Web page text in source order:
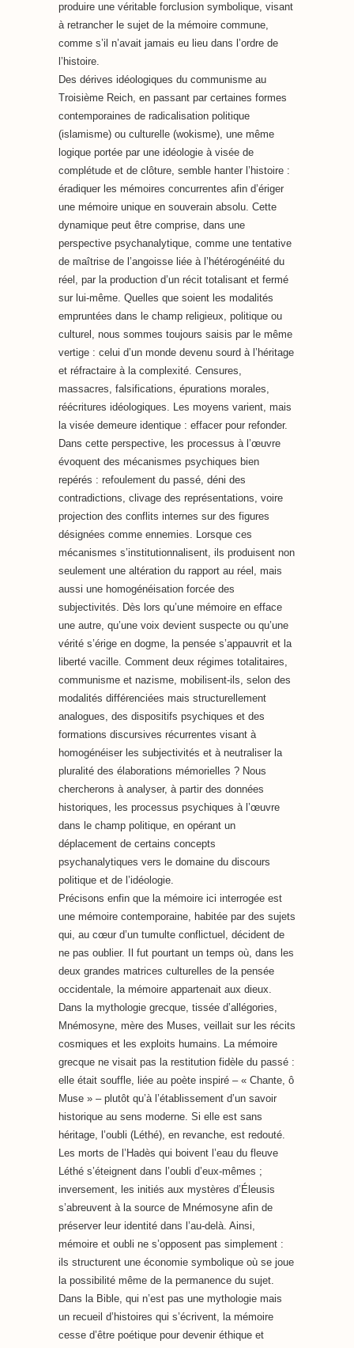
produire une véritable forclusion symbolique, visant
à retrancher le sujet de la mémoire commune,
comme s’il n’avait jamais eu lieu dans l’ordre de
l’histoire.
Des dérives idéologiques du communisme au
Troisième Reich, en passant par certaines formes
contemporaines de radicalisation politique
(islamisme) ou culturelle (wokisme), une même
logique portée par une idéologie à visée de
complétude et de clôture, semble hanter l’histoire :
éradiquer les mémoires concurrentes afin d’ériger
une mémoire unique en souverain absolu. Cette
dynamique peut être comprise, dans une
perspective psychanalytique, comme une tentative
de maîtrise de l’angoisse liée à l’hétérogénéité du
réel, par la production d’un récit totalisant et fermé
sur lui-même. Quelles que soient les modalités
empruntées dans le champ religieux, politique ou
culturel, nous sommes toujours saisis par le même
vertige : celui d’un monde devenu sourd à l’héritage
et réfractaire à la complexité. Censures,
massacres, falsifications, épurations morales,
réécritures idéologiques. Les moyens varient, mais
la visée demeure identique : effacer pour refonder.
Dans cette perspective, les processus à l’œuvre
évoquent des mécanismes psychiques bien
repérés : refoulement du passé, déni des
contradictions, clivage des représentations, voire
projection des conflits internes sur des figures
désignées comme ennemies. Lorsque ces
mécanismes s’institutionnalisent, ils produisent non
seulement une altération du rapport au réel, mais
aussi une homogénéisation forcée des
subjectivités. Dès lors qu’une mémoire en efface
une autre, qu’une voix devient suspecte ou qu’une
vérité s’érige en dogme, la pensée s’appauvrit et la
liberté vacille. Comment deux régimes totalitaires,
communisme et nazisme, mobilisent-ils, selon des
modalités différenciées mais structurellement
analogues, des dispositifs psychiques et des
formations discursives récurrentes visant à
homogénéiser les subjectivités et à neutraliser la
pluralité des élaborations mémorielles ? Nous
chercherons à analyser, à partir des données
historiques, les processus psychiques à l’œuvre
dans le champ politique, en opérant un
déplacement de certains concepts
psychanalytiques vers le domaine du discours
politique et de l’idéologie.
Précisons enfin que la mémoire ici interrogée est
une mémoire contemporaine, habitée par des sujets
qui, au cœur d’un tumulte conflictuel, décident de
ne pas oublier. Il fut pourtant un temps où, dans les
deux grandes matrices culturelles de la pensée
occidentale, la mémoire appartenait aux dieux.
Dans la mythologie grecque, tissée d’allégories,
Mnémosyne, mère des Muses, veillait sur les récits
cosmiques et les exploits humains. La mémoire
grecque ne visait pas la restitution fidèle du passé :
elle était souffle, liée au poète inspiré – « Chante, ô
Muse » – plutôt qu’à l’établissement d’un savoir
historique au sens moderne. Si elle est sans
héritage, l’oubli (Léthé), en revanche, est redouté.
Les morts de l’Hadès qui boivent l’eau du fleuve
Léthé s’éteignent dans l’oubli d’eux-mêmes ;
inversement, les initiés aux mystères d’Éleusis
s’abreuvent à la source de Mnémosyne afin de
préserver leur identité dans l’au-delà. Ainsi,
mémoire et oubli ne s’opposent pas simplement :
ils structurent une économie symbolique où se joue
la possibilité même de la permanence du sujet.
Dans la Bible, qui n’est pas une mythologie mais
un recueil d’histoires qui s’écrivent, la mémoire
cesse d’être poétique pour devenir éthique et